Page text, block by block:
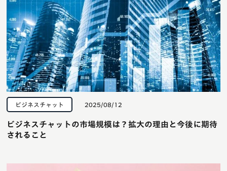
ビジネスチャット 2025/08/12
ビジネスチャットの市場規模は？拡大の理由と今後に期待
されること